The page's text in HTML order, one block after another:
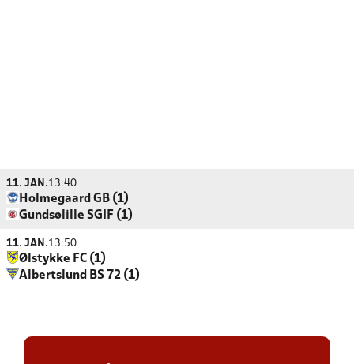
11. JAN.13:40
Holmegaard GB (1)
Gundsølille SGIF (1)
11. JAN.13:50
Ølstykke FC (1)
Albertslund BS 72 (1)